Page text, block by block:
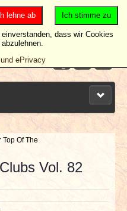
Top Of The
Vol. 82
Ich stimme zu
lehne ab
dass wir Cookies
ePrivacy